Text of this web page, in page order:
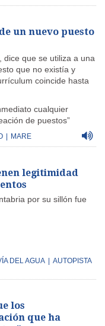
un nuevo puesto
dice que se utiliza a una
que no existía y
coincide hasta
cualquier
de puestos”
MARE
legitimidad
por su sillón fue
DEL AGUA
AUTOPISTA
los
que ha